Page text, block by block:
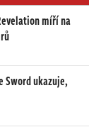
míří na
Sword ukazuje,